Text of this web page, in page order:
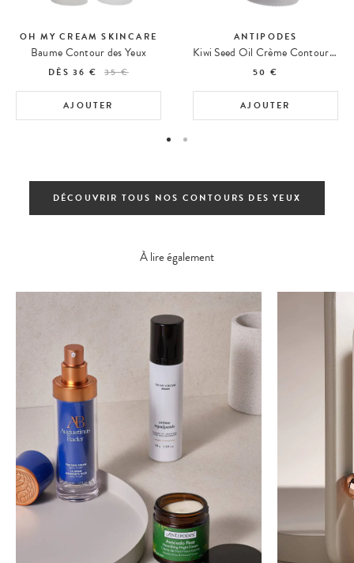
OH MY CREAM SKINCARE
Baume Contour des Yeux
DÈS 36 € 35 €
AJOUTER
ANTIPODES
Kiwi Seed Oil Crème Contour des Yeux
50 €
AJOUTER
DÉCOUVRIR TOUS NOS CONTOURS DES YEUX
À lire également